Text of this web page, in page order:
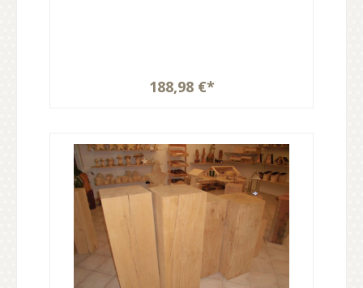
188,98 €*